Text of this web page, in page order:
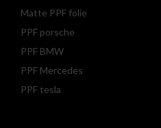
Matte PPF folie
PPF porsche
PPF BMW
PPF Mercedes
PPF tesla